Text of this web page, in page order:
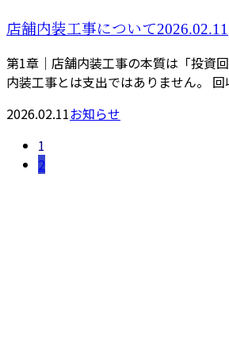
店舗内装工事について2026.02.11
第1章｜店舗内装工事の本質は「投資
内装工事とは支出ではありません。
2026.02.11お知らせ
1
2